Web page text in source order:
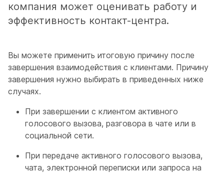
компания может оценивать работу и
эффективность контакт-центра.
Вы можете применить итоговую причину после
завершения взаимодействия с клиентами. Причину
завершения нужно выбирать в приведенных ниже
случаях.
При завершении с клиентом активного
голосового вызова, разговора в чате или в
социальной сети.
При передаче активного голосового вызова,
чата, электронной переписки или запроса на